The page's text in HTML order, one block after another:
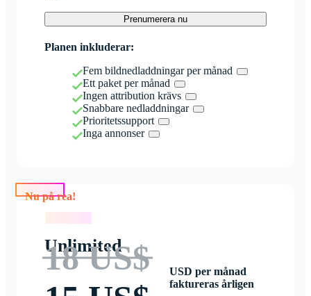
Prenumerera nu
Planen inkluderar:
Fem bildnedladdningar per månad
Ett paket per månad
Ingen attribution krävs
Snabbare nedladdningar
Prioritetssupport
Inga annonser
Nu på rea!
Unlimited
18 US$
USD per månad
faktureras årligen